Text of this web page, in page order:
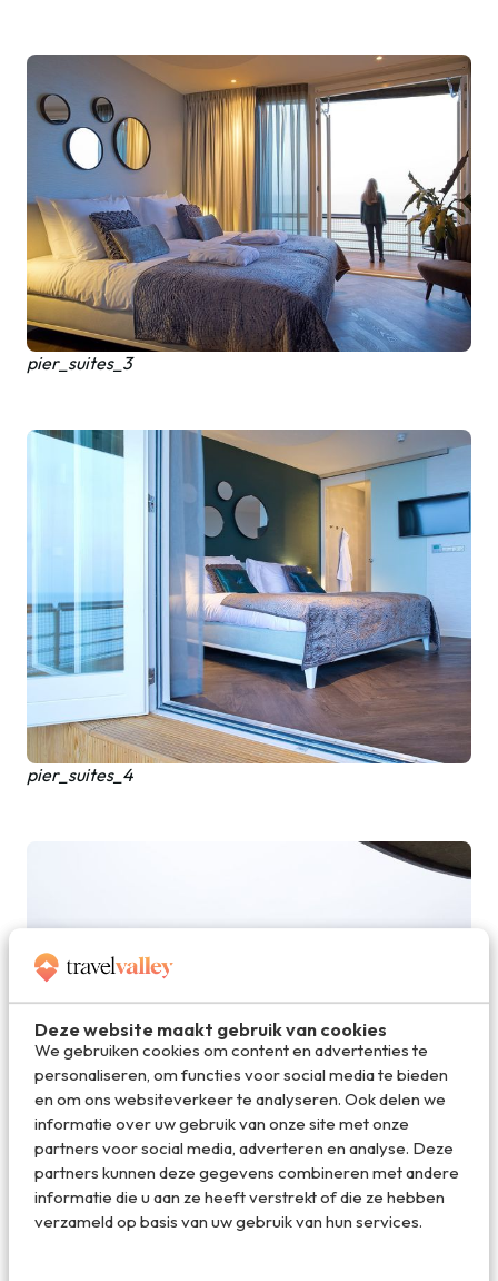
Deze website maakt gebruik van cookies
We gebruiken cookies om content en advertenties te
personaliseren, om functies voor social media te bieden
en om ons websiteverkeer te analyseren. Ook delen we
informatie over uw gebruik van onze site met onze
partners voor social media, adverteren en analyse. Deze
partners kunnen deze gegevens combineren met andere
informatie die u aan ze heeft verstrekt of die ze hebben
verzameld op basis van uw gebruik van hun services.
pier_suites_3
pier_suites_4
pier_suites_5